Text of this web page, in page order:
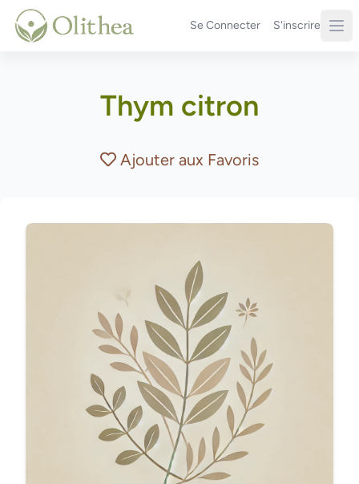
Se Connecter S'inscrire
Thym citron
Ajouter aux Favoris